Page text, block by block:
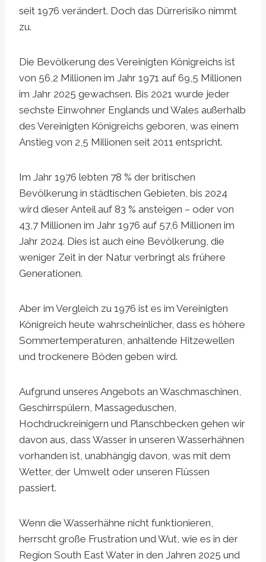
seit 1976 verändert. Doch das Dürrerisiko nimmt
zu.
Die Bevölkerung des Vereinigten Königreichs ist
von 56,2 Millionen im Jahr 1971 auf 69,5 Millionen
im Jahr 2025 gewachsen. Bis 2021 wurde jeder
sechste Einwohner Englands und Wales außerhalb
des Vereinigten Königreichs geboren, was einem
Anstieg von 2,5 Millionen seit 2011 entspricht.
Im Jahr 1976 lebten 78 % der britischen
Bevölkerung in städtischen Gebieten, bis 2024
wird dieser Anteil auf 83 % ansteigen – oder von
43,7 Millionen im Jahr 1976 auf 57,6 Millionen im
Jahr 2024. Dies ist auch eine Bevölkerung, die
weniger Zeit in der Natur verbringt als frühere
Generationen.
Aber im Vergleich zu 1976 ist es im Vereinigten
Königreich heute wahrscheinlicher, dass es höhere
Sommertemperaturen, anhaltende Hitzewellen
und trockenere Böden geben wird.
Aufgrund unseres Angebots an Waschmaschinen,
Geschirrspülern, Massageduschen,
Hochdruckreinigern und Planschbecken gehen wir
davon aus, dass Wasser in unseren Wasserhähnen
vorhanden ist, unabhängig davon, was mit dem
Wetter, der Umwelt oder unseren Flüssen
passiert.
Wenn die Wasserhähne nicht funktionieren,
herrscht große Frustration und Wut, wie es in der
Region South East Water in den Jahren 2025 und